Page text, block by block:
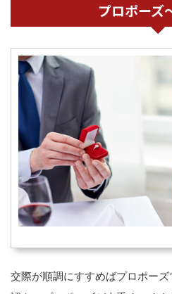
プロポーズ
交際が順調にすすめばプロポー